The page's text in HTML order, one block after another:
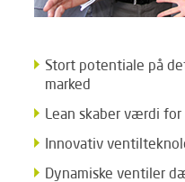
Stort potentiale på
marked
Lean skaber værdi for
Innovativ
Dynamiske ventiler